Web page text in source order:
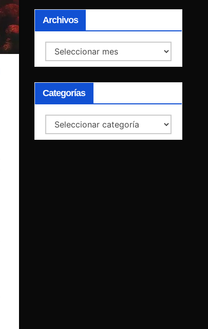
Archivos
Archivos
Categorías
Categorías